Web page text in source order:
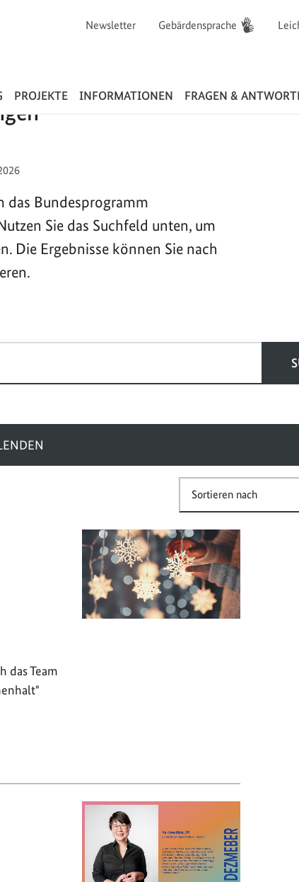
Newsletter Gebärdensprache
PROJEKTE INFORMATIONEN FRAGEN &
am:
das Bundesprogramm
Sie das Suchfeld unten, um
Die Ergebnisse können Sie nach
Sortieren nach
das Team